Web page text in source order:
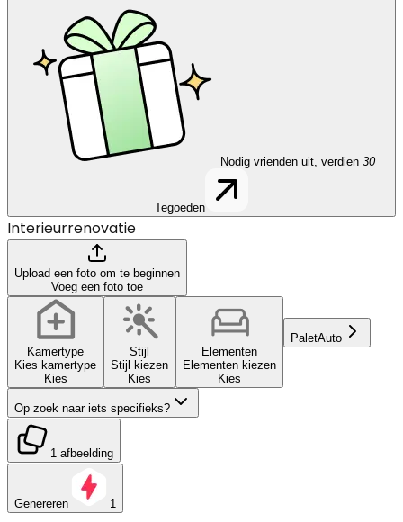
Nodig vrienden uit, verdien 30
Tegoeden
Interieurrenovatie
Upload een foto om te beginnen
Voeg een foto toe
Kamertype
Kies kamertype
Kies
Stijl
Stijl kiezen
Kies
Elementen
Elementen kiezen
Kies
PaletAuto
Op zoek naar iets specifieks?
1 afbeelding
Genereren 1